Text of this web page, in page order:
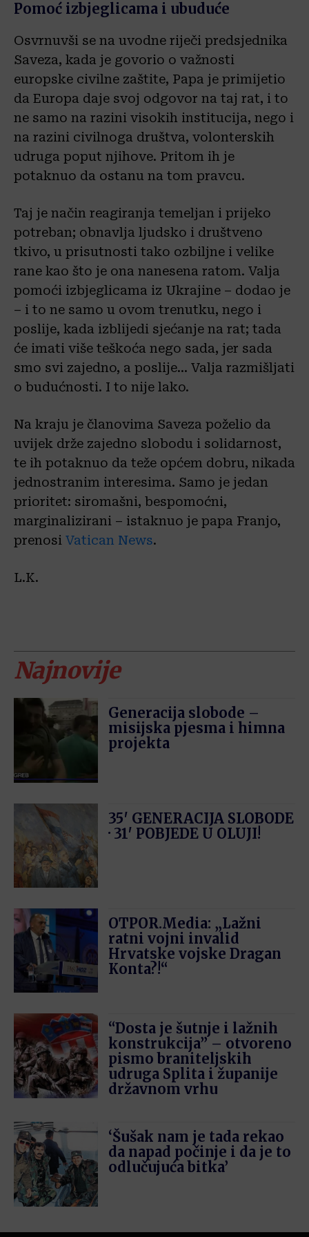
Pomoć izbjeglicama i ubuduće
Osvrnuvši se na uvodne riječi predsjednika
Saveza, kada je govorio o važnosti
europske civilne zaštite, Papa je primijetio
da Europa daje svoj odgovor na taj rat, i to
ne samo na razini visokih institucija, nego i
na razini civilnoga društva, volonterskih
udruga poput njihove. Pritom ih je
potaknuo da ostanu na tom pravcu.
Taj je način reagiranja temeljan i prijeko
potreban; obnavlja ljudsko i društveno
tkivo, u prisutnosti tako ozbiljne i velike
rane kao što je ona nanesena ratom. Valja
pomoći izbjeglicama iz Ukrajine – dodao je
– i to ne samo u ovom trenutku, nego i
poslije, kada izblijedi sjećanje na rat; tada
će imati više teškoća nego sada, jer sada
smo svi zajedno, a poslije… Valja razmišljati
o budućnosti. I to nije lako.
Na kraju je članovima Saveza poželio da
uvijek drže zajedno slobodu i solidarnost,
te ih potaknuo da teže općem dobru, nikada
jednostranim interesima. Samo je jedan
prioritet: siromašni, bespomoćni,
marginalizirani – istaknuo je papa Franjo,
prenosi Vatican News.
L.K.
Najnovije
Generacija slobode –
misijska pjesma i himna
projekta
35′ GENERACIJA SLOBODE
· 31′ POBJEDE U OLUJI!
OTPOR.Media: „Lažni
ratni vojni invalid
Hrvatske vojske Dragan
Konta?!“
“Dosta je šutnje i lažnih
konstrukcija” – otvoreno
pismo braniteljskih
udruga Splita i županije
državnom vrhu
‘Šušak nam je tada rekao
da napad počinje i da je to
odlučujuća bitka’